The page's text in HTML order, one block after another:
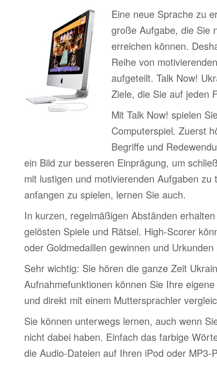
Eine neue Sprache zu
große Aufgabe, die Sie
erreichen können.
Reihe von
aufgeteilt. Talk Now!
Ziele, die Sie auf jeden
Mit Talk Now! spielen
Computerspiel. Zuerst
Begriffe und
ein Bild zur besseren Einprägung, um
mit lustigen und motivierenden Aufgaben zu
anfangen zu spielen, lernen Sie auch.
In kurzen, regelmäßigen Abständen
gelösten Spiele und Rätsel. High-Scorer
oder Goldmedaillen gewinnen und
Sehr wichtig: Sie hören die ganze Zeit
Aufnahmefunktionen können Sie Ihre
und direkt mit einem Muttersprachler
Sie können unterwegs lernen, auch wenn
nicht dabei haben. Einfach das farbige
die Audio-Dateien auf Ihren iPod oder MP3-